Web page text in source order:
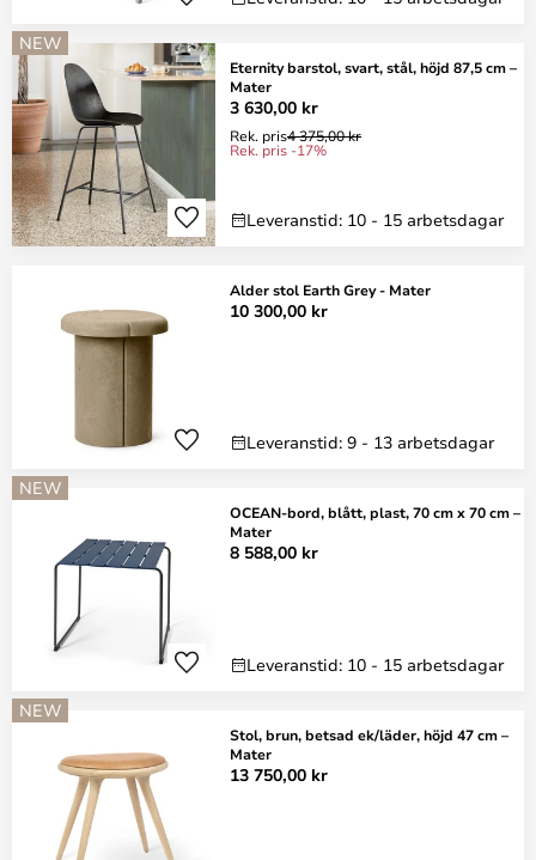
NEW
Eternity barstol, svart, stål, höjd 87,5 cm –
Mater
3 630,00 kr
Rek. pris4 375,00 kr
Rek. pris -17%
Leveranstid: 10 - 15 arbetsdagar
Alder stol Earth Grey - Mater
10 300,00 kr
Leveranstid: 9 - 13 arbetsdagar
NEW
OCEAN-bord, blått, plast, 70 cm x 70 cm –
Mater
8 588,00 kr
Leveranstid: 10 - 15 arbetsdagar
NEW
Stol, brun, betsad ek/läder, höjd 47 cm –
Mater
13 750,00 kr